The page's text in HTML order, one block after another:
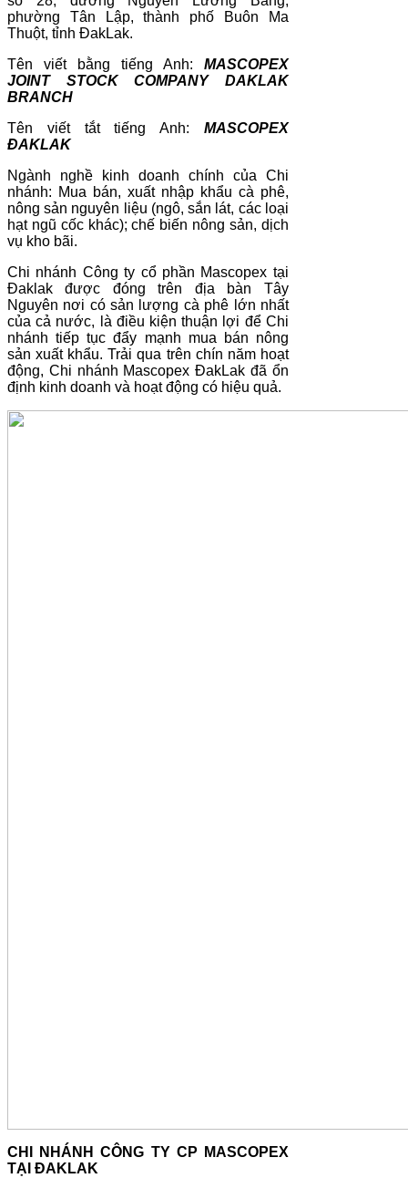
phường Tân Lập, thành phố Buôn Ma
Thuột, tỉnh ĐakLak.
Tên viết bằng tiếng Anh: MASCOPEX
JOINT STOCK COMPANY DAKLAK
BRANCH
Tên viết tắt tiếng Anh: MASCOPEX
ĐAKLAK
Ngành nghề kinh doanh chính của Chi
nhánh: Mua bán, xuất nhập khẩu cà phê,
nông sản nguyên liệu (ngô, sắn lát, các loại
hạt ngũ cốc khác); chế biến nông sản, dịch
vụ kho bãi.
Chi nhánh Công ty cổ phần Mascopex tại
Đaklak được đóng trên địa bàn Tây
Nguyên nơi có sản lượng cà phê lớn nhất
của cả nước, là điều kiện thuận lợi để Chi
nhánh tiếp tục đẩy mạnh mua bán nông
sản xuất khẩu. Trải qua trên chín năm hoạt
động, Chi nhánh Mascopex ĐakLak đã ổn
định kinh doanh và hoạt động có hiệu quả.
CHI NHÁNH CÔNG TY CP MASCOPEX
TẠI ĐAKLAK